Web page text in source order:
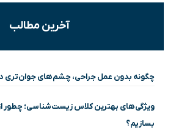
آخرین مطالب
چگونه بدون عمل جراحی، چشم‌های جوان‌تری
ویژگی‌های بهترین کلاس زیست‌شناسی؛ چطور
بسازیم؟